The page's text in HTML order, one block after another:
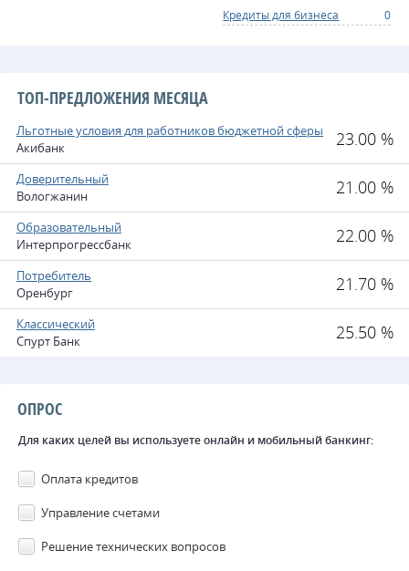
Кредиты для бизнеса
0
ТОП-ПРЕДЛОЖЕНИЯ МЕСЯЦА
Льготные условия для работников бюджетной сферы
Акибанк
23.00 %
Доверительный
Вологжанин
21.00 %
Образовательный
Интерпрогрессбанк
22.00 %
Потребитель
Оренбург
21.70 %
Классический
Спурт Банк
25.50 %
ОПРОС
Для каких целей вы используете онлайн и мобильный банкинг:
Оплата кредитов
Управление счетами
Решение технических вопросов